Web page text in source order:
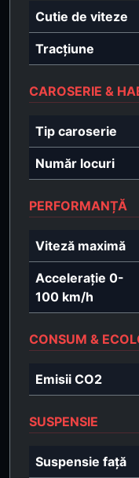
Cutie de viteze
Tracțiune
CAROSERIE &
Tip caroserie
Număr locuri
PERFORMANȚĂ
Viteză maximă
Accelerație 0-
100 km/h
CONSUM &
Emisii CO2
SUSPENSIE
Suspensie față